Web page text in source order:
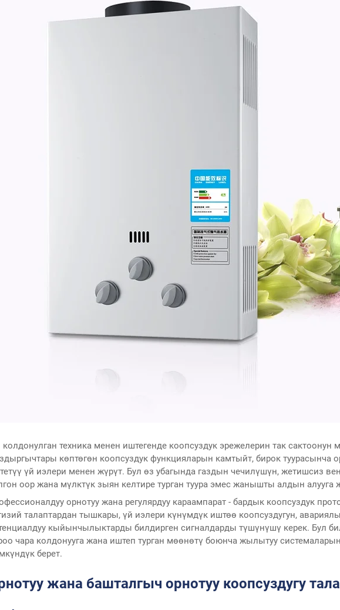
колдонулган техника менен иштегенде коопсуздук эрежелерин так
көптөгөн коопсуздук функцияларын камтыйт, бирок туурасынча
үй иэлери менен жүрүт. Бул өз убагында газдын чечилүшүн, жетишсиз
оор жана мүлктүк зыян келтире турган туура эмес жанышты алдын алууга
орнотуу жана регулярдуу караампарат - бардык коопсуздук
талаптардан тышкары, үй иэлери күнүмдүк иштөө коопсуздугун,
кыйынчылыктарды билдирген сигналдарды түшүнүшү керек. Бул
чара колдонууга жана иштеп турган мөөнөтү боюнча жылытуу
берет.
жана башталгыч орнотуу коопсуздугу